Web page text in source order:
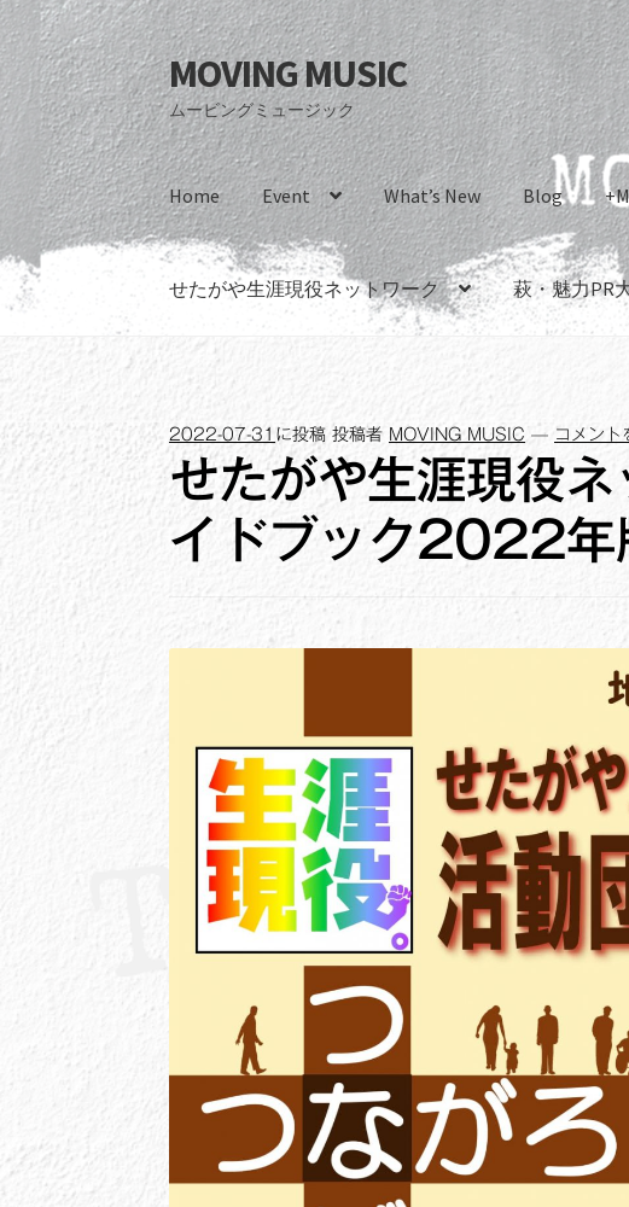
ナ
ビ
ゲ
ー
シ
ョ
ン
ス
コ
ン
テ
ン
ツ
へ
ス
ッ
MOVING MUSIC
ムービングミュージック
Home Event What’s New Blog
せたがや生涯現役ネットワーク 萩・魅力PR
2022-07-31 に投稿 投稿者 MOVING MUSIC — コメント
せたがや生涯現役
イドブック2022年